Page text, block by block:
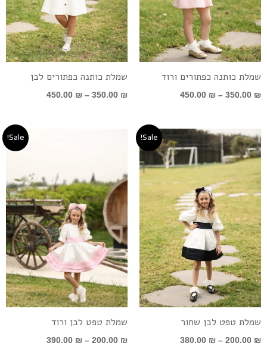
שמלת כותנה כפתורים ורוד
350.00 ₪
–
450.00 ₪
שמלת כותנה כפתורים לבן
350.00 ₪
–
450.00 ₪
Sale!
שמלת טפט לבן שחור
200.00 ₪
–
380.00 ₪
טווח
מחירים:
עד
Sale!
שמלת טפט לבן ורוד
200.00 ₪
–
390.00 ₪
מחירים: